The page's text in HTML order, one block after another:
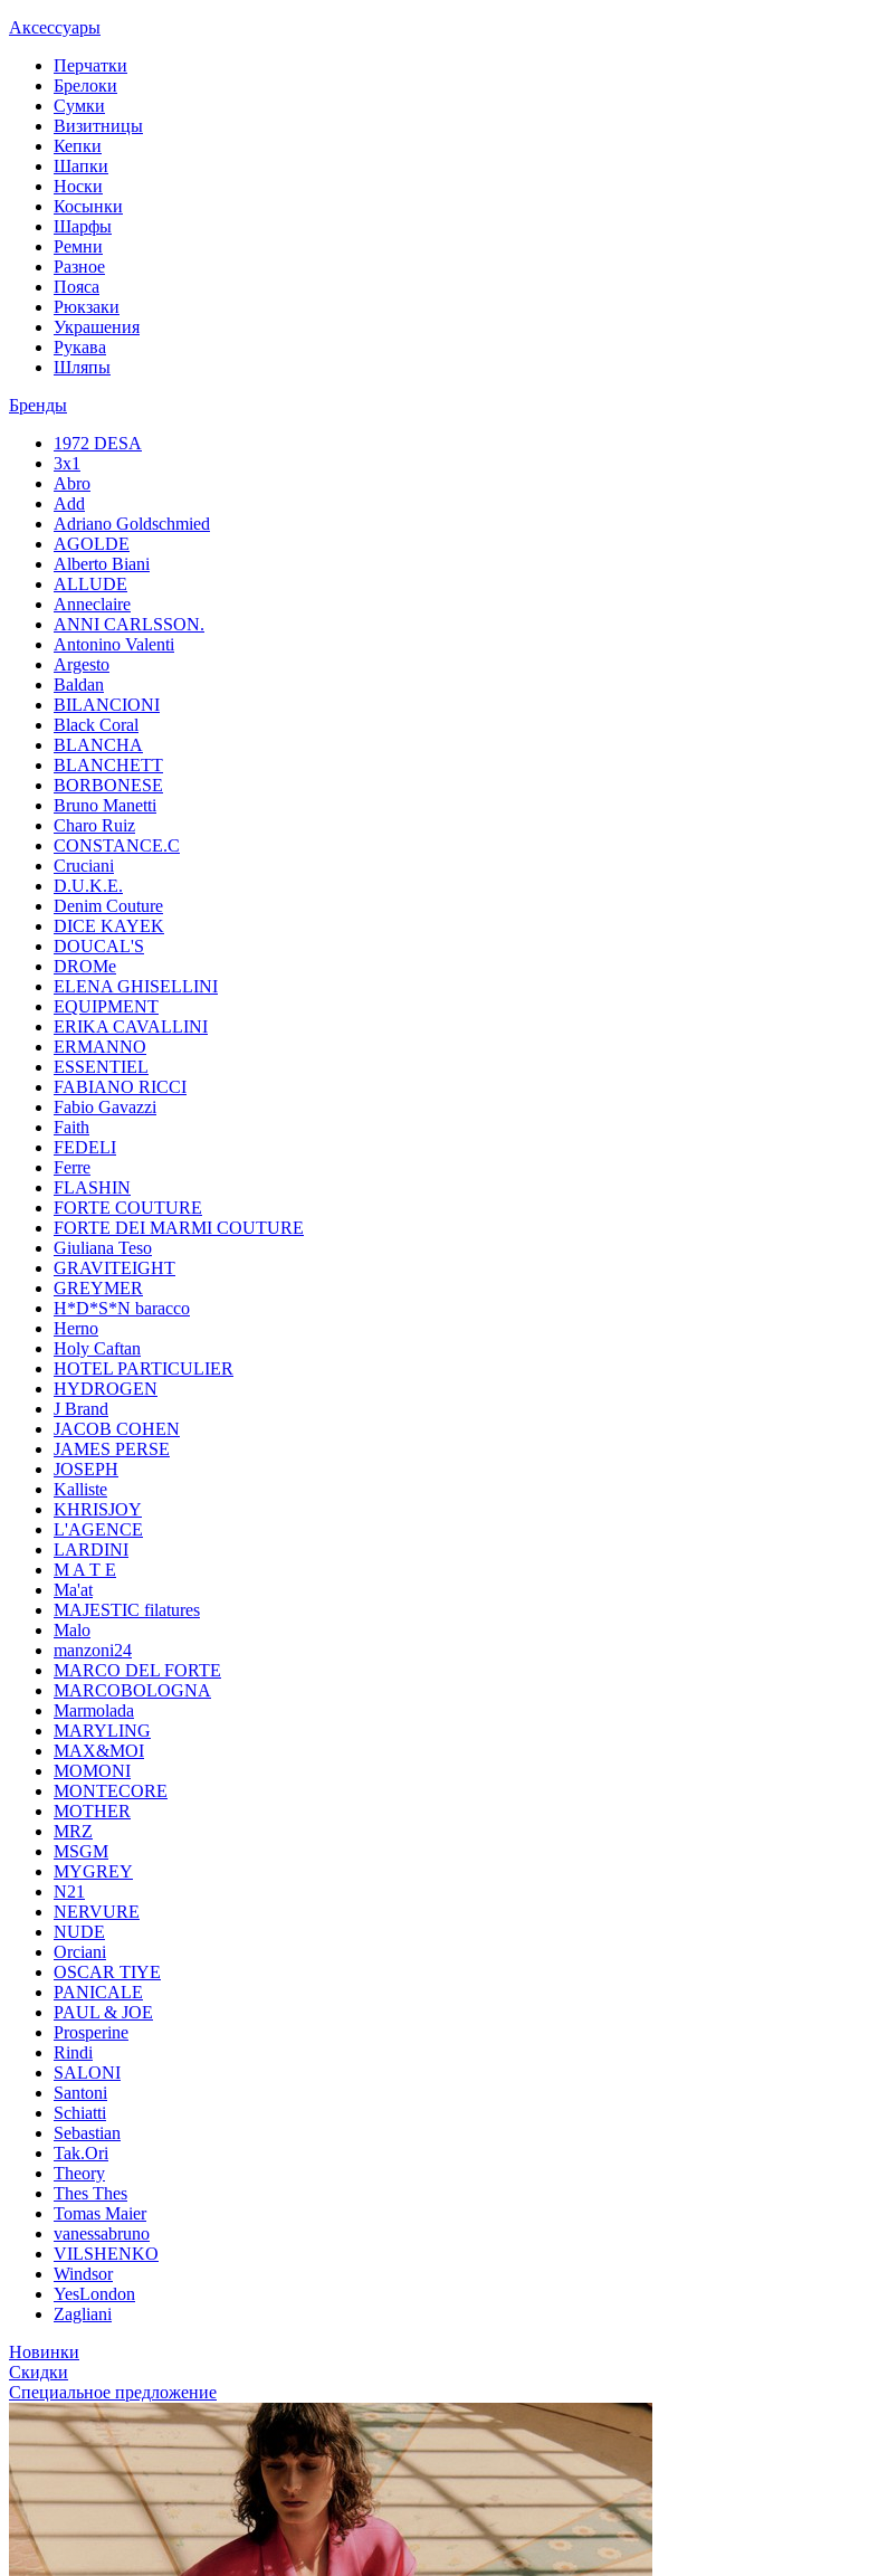
Аксессуары
Перчатки
Брелоки
Сумки
Визитницы
Кепки
Шапки
Носки
Косынки
Шарфы
Ремни
Разное
Пояса
Рюкзаки
Украшения
Рукава
Шляпы
Бренды
1972 DESA
3x1
Abro
Add
Adriano Goldschmied
AGOLDE
Alberto Biani
ALLUDE
Anneclaire
ANNI CARLSSON.
Antonino Valenti
Argesto
Baldan
BILANCIONI
Black Coral
BLANCHA
BLANCHETT
BORBONESE
Bruno Manetti
Charo Ruiz
CONSTANCE.C
Cruciani
D.U.K.E.
Denim Couture
DICE KAYEK
DOUCAL'S
DROMe
ELENA GHISELLINI
EQUIPMENT
ERIKA CAVALLINI
ERMANNO
ESSENTIEL
FABIANO RICCI
Fabio Gavazzi
Faith
FEDELI
Ferre
FLASHIN
FORTE COUTURE
FORTE DEI MARMI COUTURE
Giuliana Teso
GRAVITEIGHT
GREYMER
H*D*S*N baracco
Herno
Holy Caftan
HOTEL PARTICULIER
HYDROGEN
J Brand
JACOB COHEN
JAMES PERSE
JOSEPH
Kalliste
KHRISJOY
L'AGENCE
LARDINI
M A T E
Ma'at
MAJESTIC filatures
Malo
manzoni24
MARCO DEL FORTE
MARCOBOLOGNA
Marmolada
MARYLING
MAX&MOI
MOMONI
MONTECORE
MOTHER
MRZ
MSGM
MYGREY
N21
NERVURE
NUDE
Orciani
OSCAR TIYE
PANICALE
PAUL & JOE
Prosperine
Rindi
SALONI
Santoni
Schiatti
Sebastian
Tak.Ori
Theory
Thes Thes
Tomas Maier
vanessabruno
VILSHENKO
Windsor
YesLondon
Zagliani
Новинки
Скидки
Специальное предложение